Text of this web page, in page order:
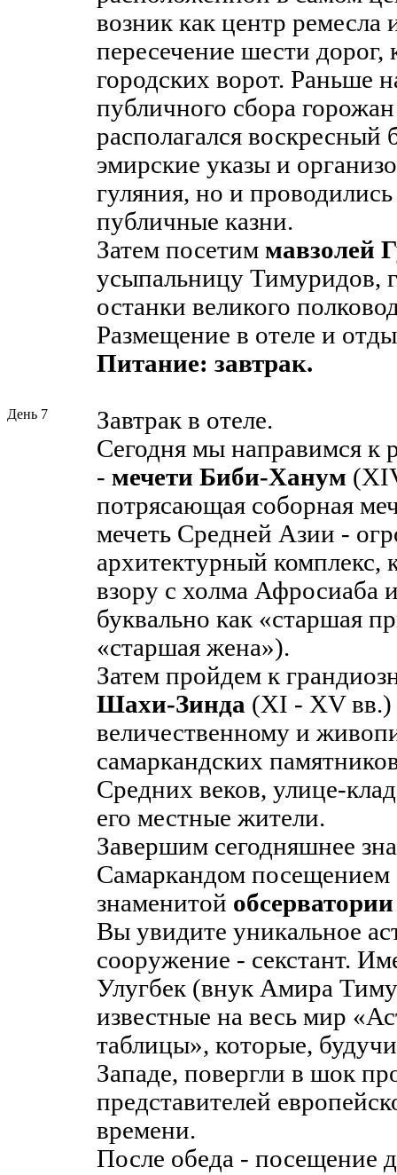
возник как центр ремесла
пересечение шести дорог,
городских ворот. Раньше
публичного сбора
располагался воскресный
эмирские указы и
гуляния, но и
публичные казни.
Затем посетим мавзолей
усыпальницу Тимуридов,
останки великого
Размещение в отеле и
Питание: завтрак.
День 7
Завтрак в отеле.
Сегодня мы направимся к
- мечети Биби-Ханум
потрясающая соборная
мечеть Средней Азии -
архитектурный комплекс,
взору с холма Афросиаба
буквально как «старшая
«старшая жена»).
Затем пройдем к
Шахи-Зинда (XI - XV вв.)
величественному и
самаркандских
Средних веков, улице-
его местные жители.
Завершим сегодняшнее
Самаркандом посещением
знаменитой
Вы увидите уникальное
сооружение - секстант.
Улугбек (внук Амира
известные на весь мир
таблицы», которые,
Западе, повергли в шок
представителей
времени.
После обеда - посещение